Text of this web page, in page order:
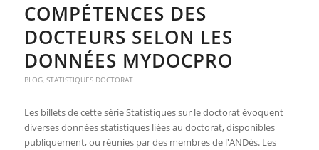
COMPÉTENCES DES
DOCTEURS SELON LES
DONNÉES MYDOCPRO
BLOG, STATISTIQUES DOCTORAT
Les billets de cette série Statistiques sur le doctorat évoquent
diverses données statistiques liées au doctorat, disponibles
publiquement, ou réunies par des membres de l'ANDès. Les